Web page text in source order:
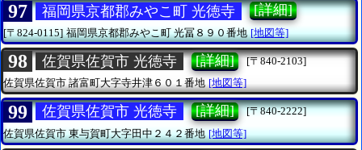
97 福岡県京都郡みやこ町 光徳寺 [詳細]
[〒824-0115] 福岡県京都郡みやこ町光冨８９０番地 [地図等]
98 佐賀県佐賀市 光徳寺 [詳細]
[〒840-2103]
佐賀県佐賀市諸富町大字寺井津６０１番地 [地図等]
99 佐賀県佐賀市 光徳寺 [詳細]
[〒840-2222]
佐賀県佐賀市東与賀町大字田中２４２番地 [地図等]